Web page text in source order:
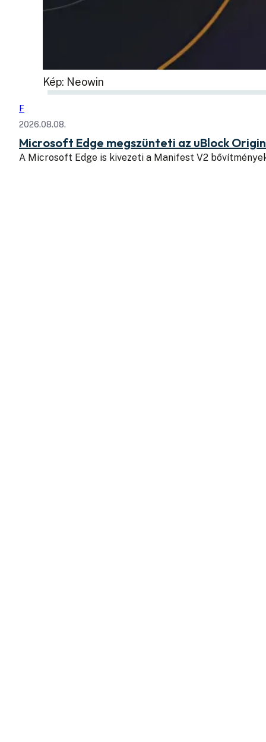
Kép: Neowin
F
2026.08.08.
Microsoft Edge megszünteti az uBlock
A Microsoft Edge is kivezeti a Manifest V2